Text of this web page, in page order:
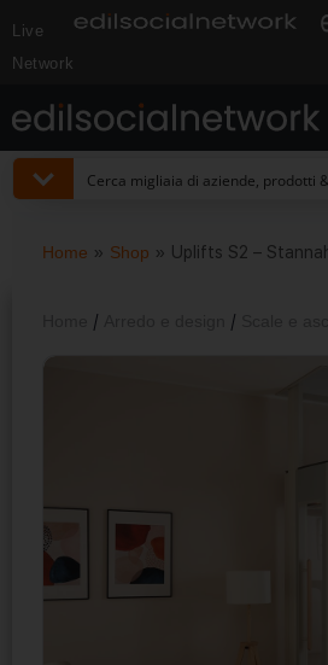
Live
Network
Home » Shop » Uplifts S2 –
/ /